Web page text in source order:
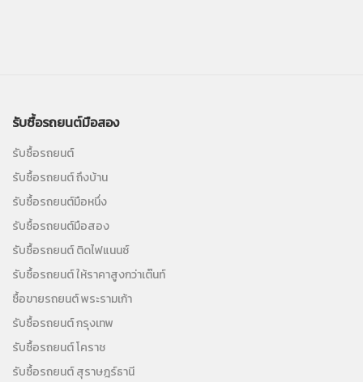
รับซื้อรถยนต์มือสอง
รับซื้อรถยนต์
รับซื้อรถยนต์ ถึงบ้าน
รับซื้อรถยนต์มือหนึ่ง
รับซื้อรถยนต์มือสอง
รับซื้อรถยนต์ ติดไฟแนนซ์
รับซื้อรถยนต์ ให้ราคาสูงกว่าเต๊นท์
ซื้อขายรถยนต์ พระรามเก้า
รับซื้อรถยนต์ กรุงเทพ
รับซื้อรถยนต์ โคราช
รับซื้อรถยนต์ สุราษฎร์ธานี